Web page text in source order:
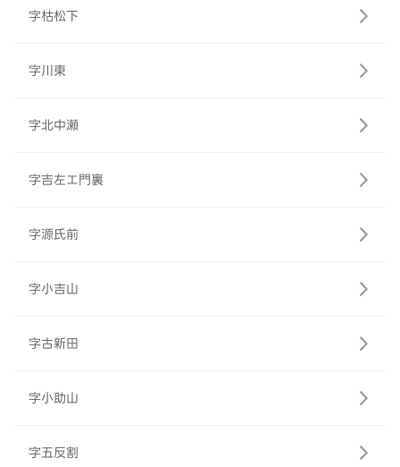
字枯松下
字川東
字北中瀬
字吉左エ門裏
字源氏前
字小吉山
字古新田
字小助山
字五反割